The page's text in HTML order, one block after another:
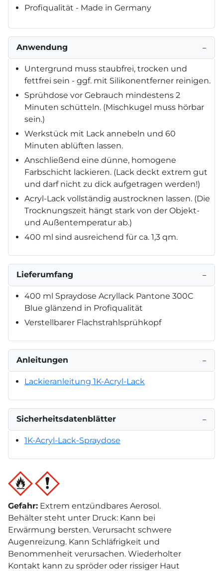
Profiqualität - Made in Germany
Anwendung −
Untergrund muss staubfrei, trocken und
fettfrei sein - ggf. mit Silikonentferner reinigen.
Sprühdose vor Gebrauch mindestens 2
Minuten schütteln. (Mischkugel muss hörbar
sein.)
Werkstück mit Lack annebeln und 60
Minuten ablüften lassen.
Anschließend eine dünne, homogene
Farbschicht lackieren. (Lack deckt extrem gut
und darf nicht zu dick aufgetragen werden!)
Acryl-Lack vollständig austrocknen lassen. (Die
Trocknungszeit hängt stark von der Objekt-
und Außentemperatur ab.)
400 ml sind ausreichend für ca. 1,3 qm.
Lieferumfang −
400 ml Spraydose Acryllack Pantone 300C
Blue glänzend in Profiqualität
Verstellbarer Flachstrahlsprühkopf
Anleitungen −
Lackieranleitung 1K-Acryl-Lack
Sicherheitsdatenblätter −
1K-Acryl-Lack-Spraydose
Gefahr: Extrem entzündbares Aerosol.
Behälter steht unter Druck: Kann bei
Erwärmung bersten. Verursacht schwere
Augenreizung. Kann Schläfrigkeit und
Benommenheit verursachen. Wiederholter
Kontakt kann zu spröder oder rissiger Haut